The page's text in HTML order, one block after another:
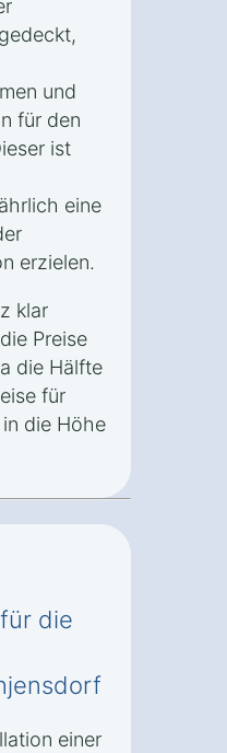
und
für den
ist
eine
erzielen.
klar
Preise
die Hälfte
für
die Höhe
für die
einer